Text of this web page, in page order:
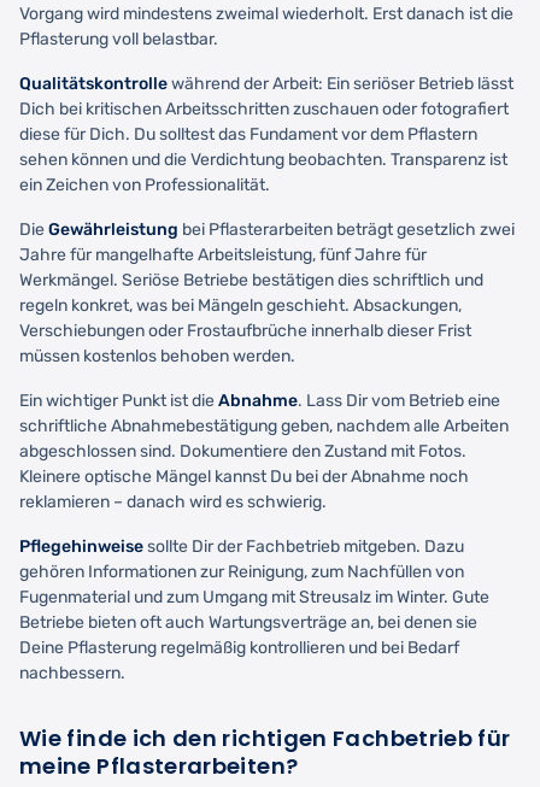
Vorgang wird mindestens zweimal wiederholt. Erst danach ist die
Pflasterung voll belastbar.
Qualitätskontrollewährend der Arbeit: Ein seriöser Betrieb lässt
Dich bei kritischen Arbeitsschritten zuschauen oder fotografiert
diese für Dich. Du solltest das Fundament vor dem Pflastern
sehen können und die Verdichtung beobachten. Transparenz ist
ein Zeichen von Professionalität.
DieGewährleistung bei Pflasterarbeiten beträgt gesetzlich zwei
Jahre für mangelhafte Arbeitsleistung, fünf Jahre für
Werkmängel. Seriöse Betriebe bestätigen dies schriftlich und
regeln konkret, was bei Mängeln geschieht. Absackungen,
Verschiebungen oder Frostaufbrüche innerhalb dieser Frist
müssen kostenlos behoben werden.
Ein wichtiger Punkt ist dieAbnahme. Lass Dir vom Betrieb eine
schriftliche Abnahmebestätigung geben, nachdem alle Arbeiten
abgeschlossen sind. Dokumentiere den Zustand mit Fotos.
Kleinere optische Mängel kannst Du bei der Abnahme noch
reklamieren – danach wird es schwierig.
Pflegehinweisesollte Dir der Fachbetrieb mitgeben. Dazu
gehören Informationen zur Reinigung, zum Nachfüllen von
Fugenmaterial und zum Umgang mit Streusalz im Winter. Gute
Betriebe bieten oft auch Wartungsverträge an, bei denen sie
Deine Pflasterung regelmäßig kontrollieren und bei Bedarf
nachbessern.
Wie finde ich den richtigen Fachbetrieb für
meine Pflasterarbeiten?